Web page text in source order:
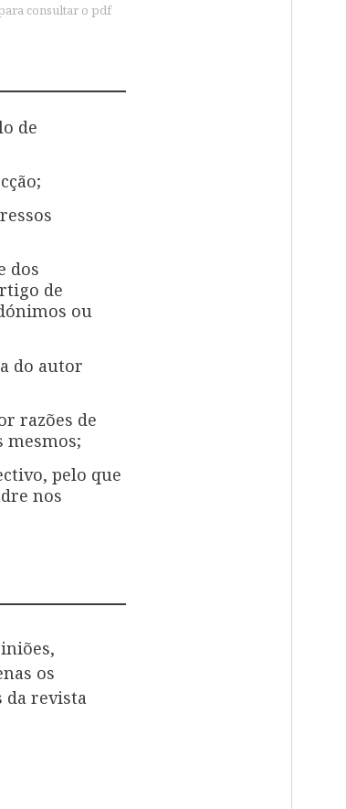
consultar o pdf
de
dos
de
ou
do autor
razões de
mesmos;
pelo que
nos
os
da revista